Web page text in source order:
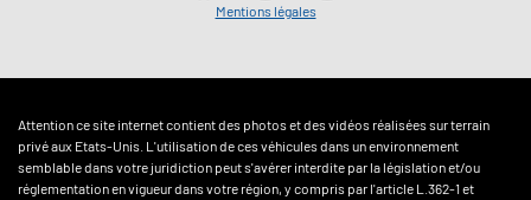
Mentions légales
Attention ce site internet contient des photos et des vidéos réalisées sur terrain
privé aux Etats-Unis. L'utilisation de ces véhicules dans un environnement
semblable dans votre juridiction peut s'avérer interdite par la législation et/ou
réglementation en vigueur dans votre région, y compris par l'article L.362-1 et